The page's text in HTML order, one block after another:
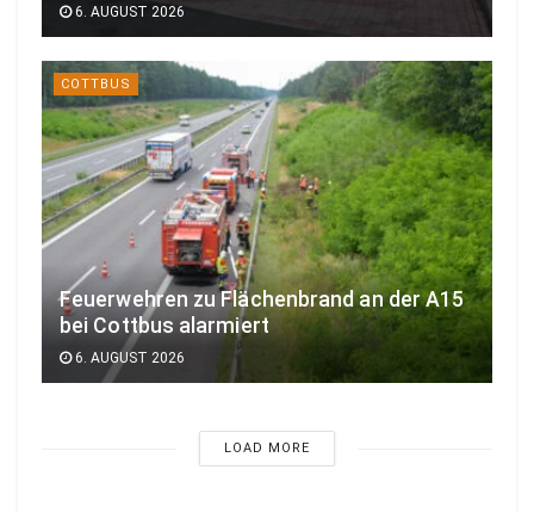
6. AUGUST 2026
COTTBUS
Feuerwehren zu Flächenbrand an der A15
bei Cottbus alarmiert
6. AUGUST 2026
LOAD MORE